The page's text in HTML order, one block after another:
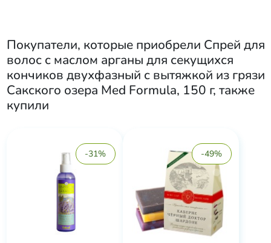
Покупатели, которые приобрели Спрей для
волос с маслом арганы для секущихся
кончиков двухфазный с вытяжкой из грязи
Сакского озера Med Formula, 150 г, также
купили
-31% -49%